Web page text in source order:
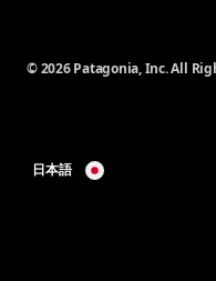
© 2026 Patagonia, Inc. All
日本語